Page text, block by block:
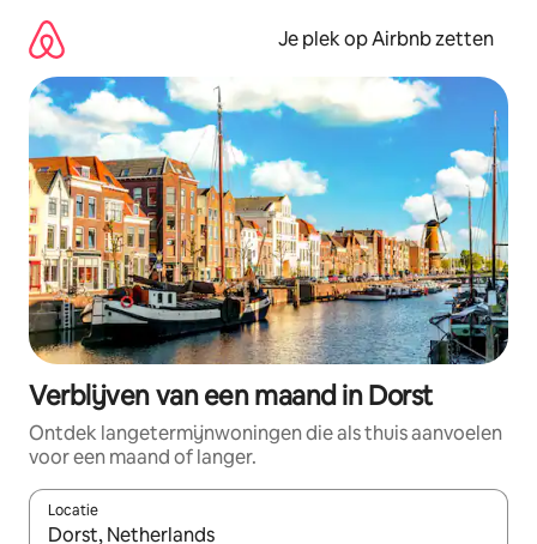
direct
naar
inhoud
Je plek op Airbnb zetten
Verblijven van een maand in Dorst
Ontdek langetermijnwoningen die als thuis aanvoelen
voor een maand of langer.
Locatie
Wanneer er resultaten beschikbaar zijn, maak je een keuze